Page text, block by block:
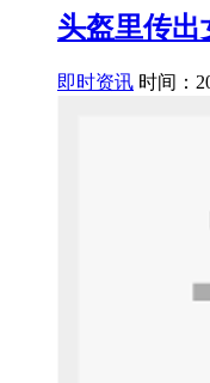
头盔里传出
即时资讯 时间：